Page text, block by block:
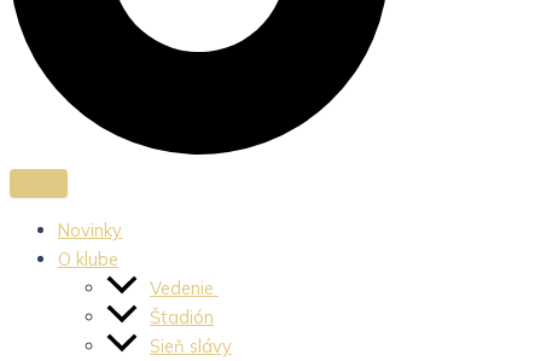
Novinky
O klube
Vedenie
Štadión
Sieň slávy